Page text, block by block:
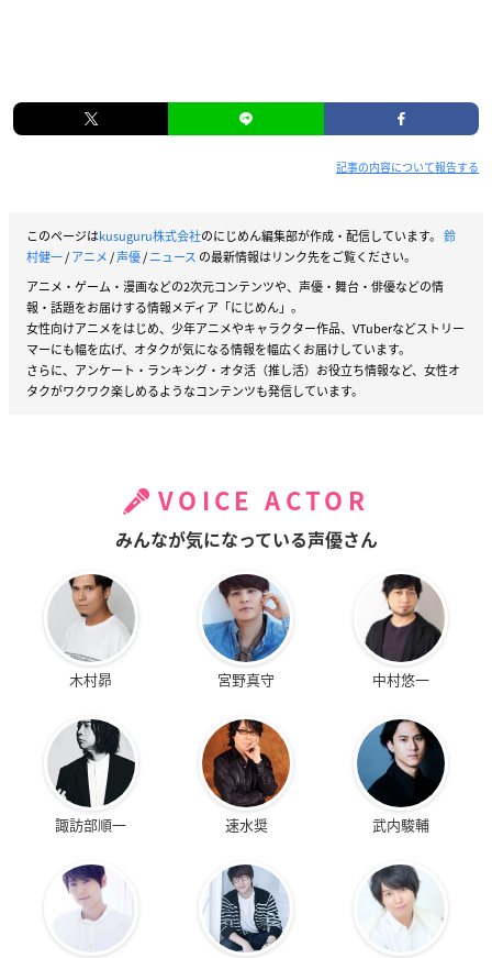
記事の内容について報告する
このページはkusuguru株式会社のにじめん編集部が作成・配信しています。 鈴
村健一/アニメ/声優/ニュース の最新情報はリンク先をご覧ください。
アニメ・ゲーム・漫画などの2次元コンテンツや、声優・舞台・俳優などの情
報・話題をお届けする情報メディア「にじめん」。
女性向けアニメをはじめ、少年アニメやキャラクター作品、VTuberなどストリー
マーにも幅を広げ、オタクが気になる情報を幅広くお届けしています。
さらに、アンケート・ランキング・オタ活（推し活）お役立ち情報など、女性オ
タクがワクワク楽しめるようなコンテンツも発信しています。
VOICE ACTOR
みんなが気になっている声優さん
木村昴 宮野真守 中村悠一
諏訪部順一 速水奨 武内駿輔